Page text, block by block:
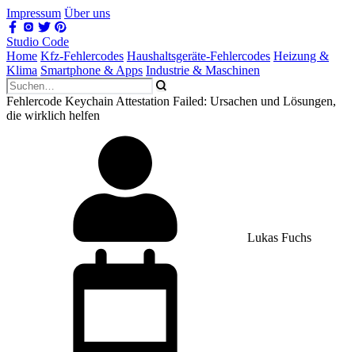
Impressum Über uns
Studio Code
Home Kfz-Fehlercodes Haushaltsgeräte-Fehlercodes Heizung &
Klima Smartphone & Apps Industrie & Maschinen
Fehlercode Keychain Attestation Failed: Ursachen und Lösungen,
die wirklich helfen
Lukas Fuchs